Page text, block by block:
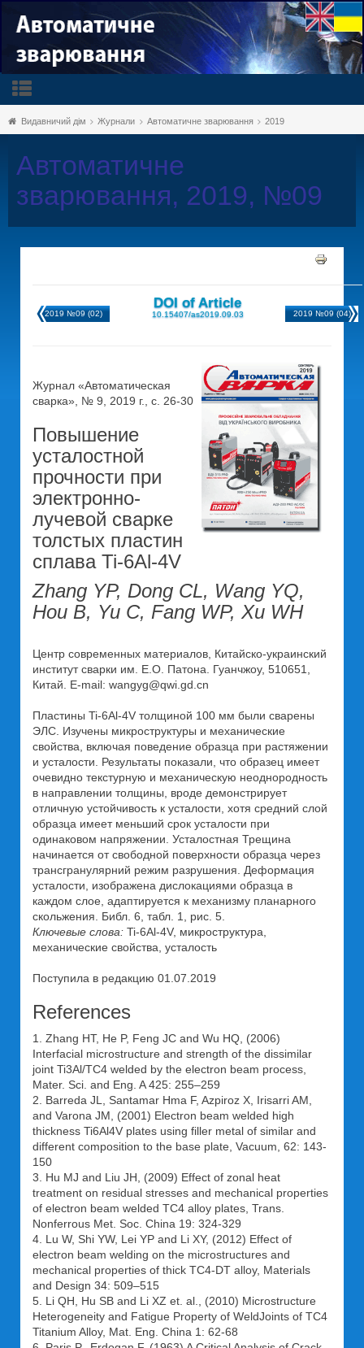
Видавничий дім Журнали Автоматичне зварювання 2019
Автоматичне
зварювання, 2019, №09
2019 №09 (02)
DOI of Article
10.15407/as2019.09.03 2019 №09 (04)
Журнал «Автоматическая
сварка», № 9, 2019 г., с. 26-30
Повышение
усталостной
прочности при
электронно-
лучевой сварке
толстых пластин
сплава Ti-6Al-4V
Zhang YP, Dong CL, Wang YQ,
Hou B, Yu C, Fang WP, Xu WH
Центр современных материалов, Китайско-украинский
институт сварки им. Е.О. Патона. Гуанчжоу, 510651,
Китай. E-mail: wangyg@qwi.gd.cn
Пластины Ti-6Al-4V толщиной 100 мм были сварены
ЭЛС. Изучены микроструктуры и механические
свойства, включая поведение образца при растяжении
и усталости. Результаты показали, что образец имеет
очевидно текстурную и механическую неоднородность
в направлении толщины, вроде демонстрирует
отличную устойчивость к усталости, хотя средний слой
образца имеет меньший срок усталости при
одинаковом напряжении. Усталостная Трещина
начинается от свободной поверхности образца через
трансгранулярний режим разрушения. Деформация
усталости, изображена дислокациями образца в
каждом слое, адаптируется к механизму планарного
скольжения. Библ. 6, табл. 1, рис. 5.
Ключевые слова: Ti-6Al-4V, микроструктура,
механические свойства, усталость
Поступила в редакцию 01.07.2019
References
1. Zhang HT, He P, Feng JC and Wu HQ, (2006)
Interfacial microstructure and strength of the dissimilar
joint Ti3Al/TC4 welded by the electron beam process,
Mater. Sci. and Eng. A 425: 255–259
2. Barreda JL, Santamar Hma F, Azpiroz X, Irisarri AM,
and Varona JM, (2001) Electron beam welded high
thickness Ti6Al4V plates using filler metal of similar and
different composition to the base plate, Vacuum, 62: 143-
150
3. Hu MJ and Liu JH, (2009) Effect of zonal heat
treatment on residual stresses and mechanical properties
of electron beam welded TC4 alloy plates, Trans.
Nonferrous Met. Soc. China 19: 324-329
4. Lu W, Shi YW, Lei YP and Li XY, (2012) Effect of
electron beam welding on the microstructures and
mechanical properties of thick TC4-DT alloy, Materials
and Design 34: 509–515
5. Li QH, Hu SB and Li XZ et. al., (2010) Microstructure
Heterogeneity and Fatigue Property of WeldJoints of TC4
Titanium Alloy, Mat. Eng. China 1: 62-68